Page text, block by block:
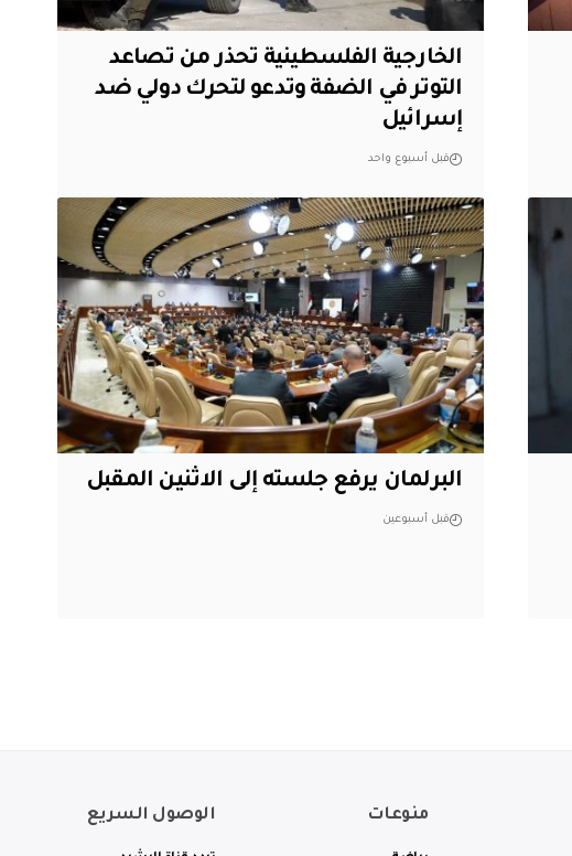
الخارجية الفلسطينية تحذر من تصاعد
التوتر في الضفة وتدعو لتحرك دولي ضد
إسرائيل
قبل أسبوع واحد
البرلمان يرفع جلسته إلى الاثنين المقبل
قبل أسبوعين
منوعات الوصول السريع